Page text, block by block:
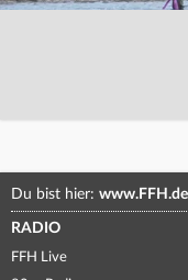
Du bist hier: www.FFH.de
RADIO
FFH Live